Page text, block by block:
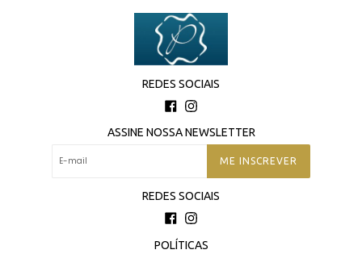
REDES SOCIAIS
Facebook
Instagram
ASSINE NOSSA NEWSLETTER
ME INSCREVER
REDES SOCIAIS
Facebook
Instagram
POLÍTICAS